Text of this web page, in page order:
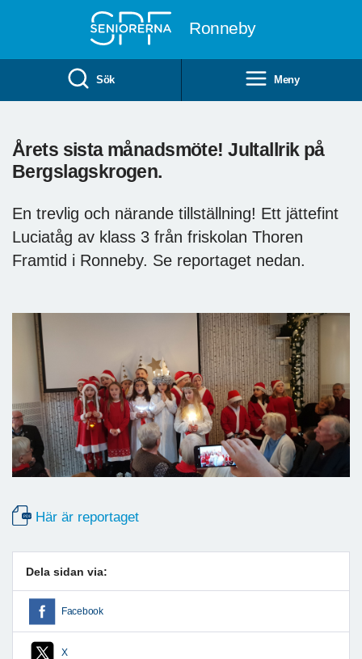
Ronneby
Sök Meny
Årets sista månadsmöte! Jultallrik på
Bergslagskrogen.
En trevlig och närande tillställning! Ett jättefint
Luciatåg av klass 3 från friskolan Thoren
Framtid i Ronneby. Se reportaget nedan.
Här är reportaget
Dela sidan via:
Facebook
X